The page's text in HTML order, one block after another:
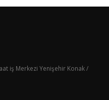
iş Merkezi Yenişehir Konak /